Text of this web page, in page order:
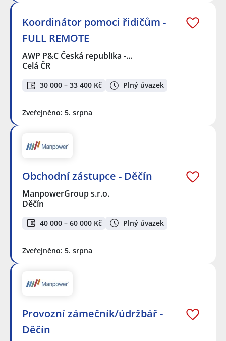
Koordinátor pomoci řidičům -
FULL REMOTE
AWP P&C Česká republika -…
Celá ČR
30 000 – 33 400 Kč Plný úvazek
Zveřejněno: 5. srpna
Obchodní zástupce - Děčín
ManpowerGroup s.r.o.
Děčín
40 000 – 60 000 Kč Plný úvazek
Zveřejněno: 5. srpna
Provozní zámečník/údržbář -
Děčín